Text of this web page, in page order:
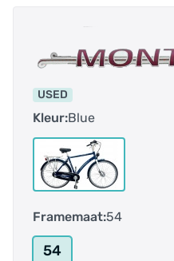
USED
Kleur:Blue
Framemaat:54
54